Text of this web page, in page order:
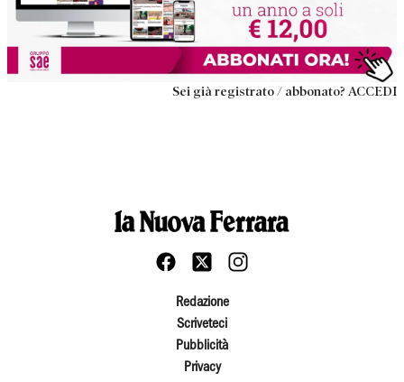
Sei già registrato / abbonato? ACCEDI
Redazione
Scriveteci
Pubblicità
Privacy